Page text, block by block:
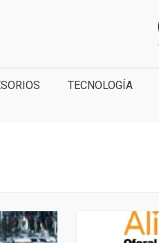
TECNOLOGÍA